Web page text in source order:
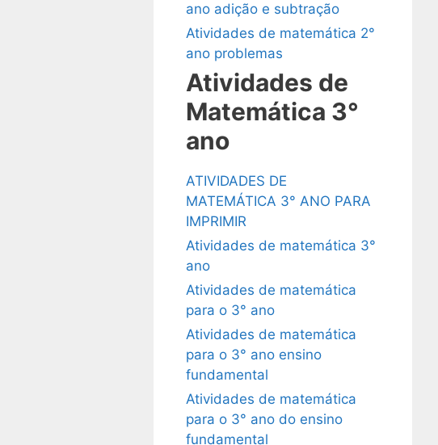
ano adição e subtração
Atividades de matemática 2°
ano problemas
Atividades de
Matemática 3°
ano
ATIVIDADES DE
MATEMÁTICA 3° ANO PARA
IMPRIMIR
Atividades de matemática 3°
ano
Atividades de matemática
para o 3° ano
Atividades de matemática
para o 3° ano ensino
fundamental
Atividades de matemática
para o 3° ano do ensino
fundamental